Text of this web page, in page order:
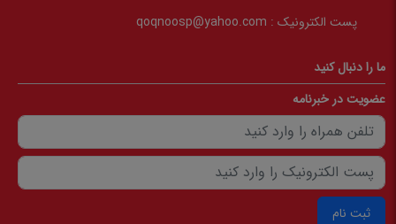
پست الکترونیک : qoqnoosp@yahoo.com
ما را دنبال کنید
عضویت در خبرنامه
ثبت نام